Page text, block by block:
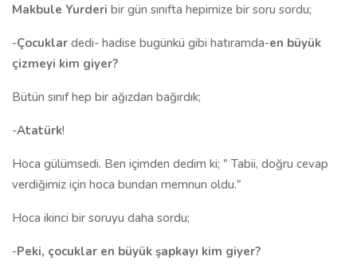
Makbule Yurderi bir gün sınıfta hepimize bir soru sordu;
-Çocuklar dedi- hadise bugünkü gibi hatıramda-en büyük
çizmeyi kim giyer?
Bütün sınıf hep bir ağızdan bağırdık;
-Atatürk!
Hoca gülümsedi. Ben içimden dedim ki; " Tabii, doğru cevap
verdiğimiz için hoca bundan memnun oldu."
Hoca ikinci bir soruyu daha sordu;
-Peki, çocuklar en büyük şapkayı kim giyer?